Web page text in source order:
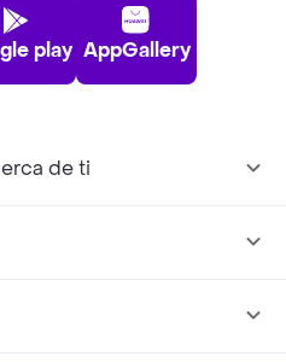
play AppGallery
de ti